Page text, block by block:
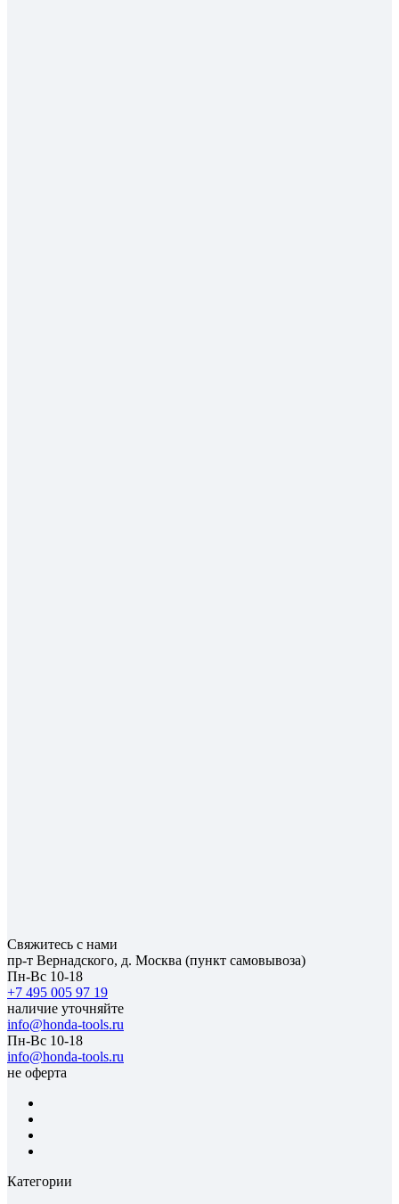
Свяжитесь с нами
пр-т Вернадского, д. Москва (пункт самовывоза)
Пн-Вс 10-18
+7 495 005 97 19
наличие уточняйте
info@honda-tools.ru
Пн-Вс 10-18
info@honda-tools.ru
не оферта
Категории